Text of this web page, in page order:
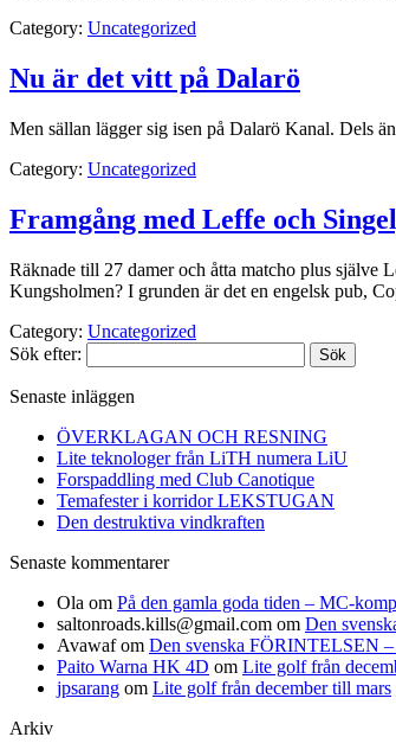
Category: Uncategorized
Nu är det vitt på Dalarö
Men sällan lägger sig isen på Dalarö Kanal. Dels
Category: Uncategorized
Framgång med Leffe och
Räknade till 27 damer och åtta matcho plus själve
Kungsholmen? I grunden är det en engelsk pub,
Category: Uncategorized
Sök efter:
Senaste inläggen
ÖVERKLAGAN OCH RESNING
Lite teknologer från LiTH numera LiU
Forspaddling med Club Canotique
Temafester i korridor LEKSTUGAN
Den destruktiva vindkraften
Senaste kommentarer
Ola om På den gamla goda tiden – MC-
saltonroads.kills@gmail.com om Den
Avawafom Den svenska FÖRINTELSEN –
Paito Warna HK 4D om Lite golf från
jpsarang om Lite golf från december till mars
Arkiv